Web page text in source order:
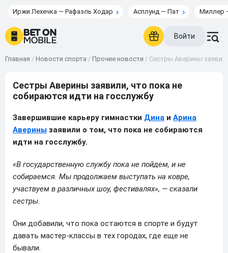
Иржи Лехечка — Рафаэль Ходар Асплунд — Пат Миллер
Войти
Главная / Новости спорта / Прочие новости / Сестры Аверины
Сестры Аверины заявили, что пока не
собираются идти на госслужбу
Завершившие карьеру гимнастки Дина и Арина
Аверины заявили о том, что пока не собираются
идти на госслужбу.
«В государственную службу пока не пойдем, и не
собираемся. Мы продолжаем выступать на ковре,
участвуем в различных шоу, фестивалях», — сказали
сестры.
Они добавили, что пока остаются в спорте и будут
давать мастер-классы в тех городах, где еще не
бывали.